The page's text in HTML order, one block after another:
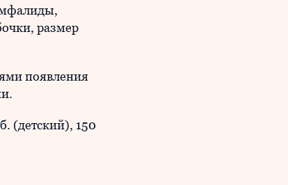
размер
появления
(детский), 150